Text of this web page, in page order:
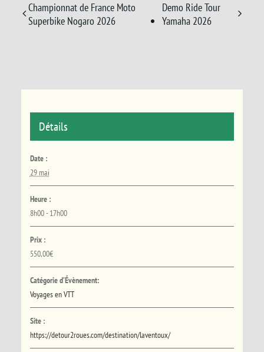
Championnat de France Moto
Superbike Nogaro 2026
Demo Ride Tour
Yamaha 2026
Détails
Date :
29 mai
Heure :
8h00 - 17h00
Prix :
550,00€
Catégorie d’Évènement:
Voyages en VTT
Site :
https://detour2roues.com/destination/laventoux/